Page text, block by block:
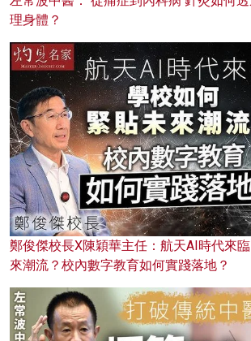
理身體？
鄭俊傑校長X陳穎華主任：航天AI時代來
來潮流？校內數字教育如何實踐落地？